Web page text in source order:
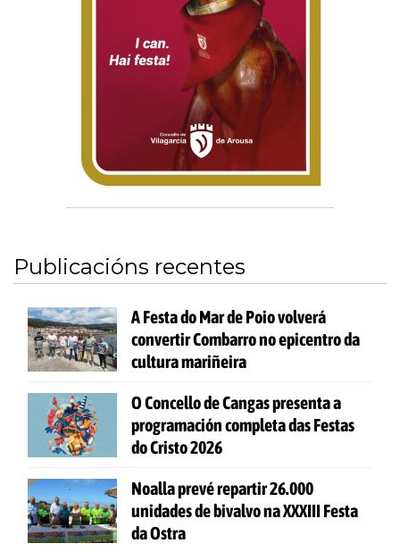
Publicacións recentes
A Festa do Mar de Poio volverá
convertir Combarro no epicentro da
cultura mariñeira
O Concello de Cangas presenta a
programación completa das Festas
do Cristo 2026
Noalla prevé repartir 26.000
unidades de bivalvo na XXXIII Festa
da Ostra